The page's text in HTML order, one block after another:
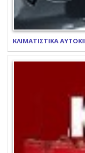
ΚΛΙΜΑΤΙΣΤΙΚΑ